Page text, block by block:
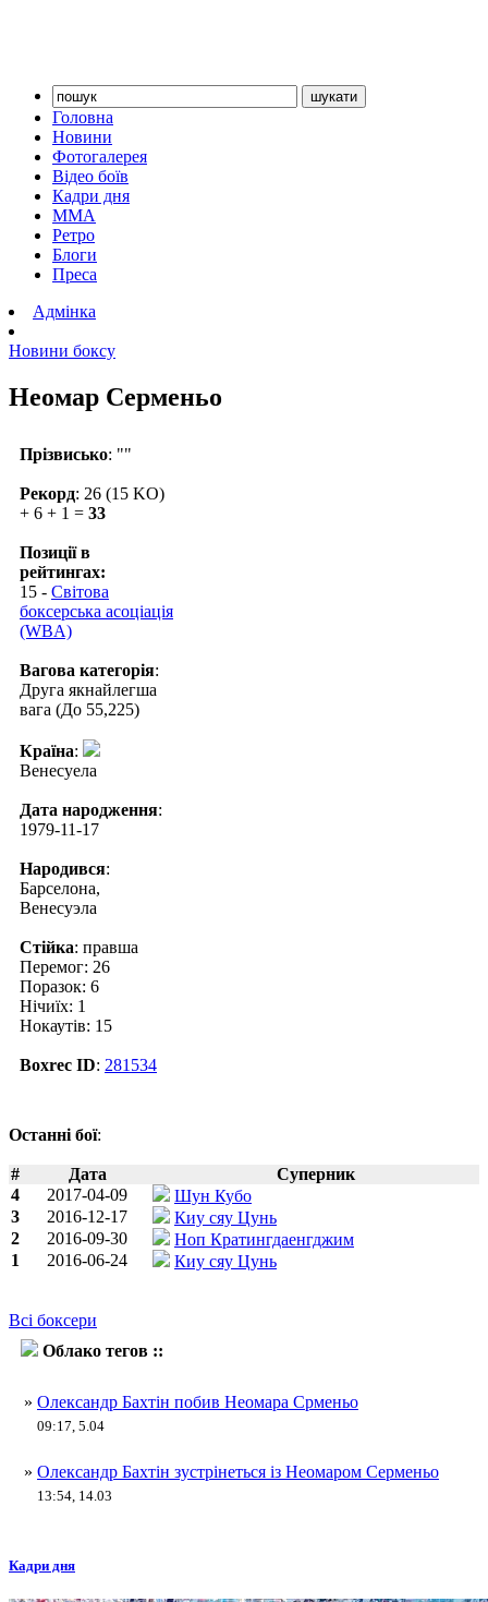
Головна
Новини
Фотогалерея
Відео боїв
Кадри дня
ММА
Ретро
Блоги
Преса
Адмінка
Новини боксу
Неомар Серменьо
Прізвисько: ""
Рекорд: 26 (15 KO)
+ 6 + 1 = 33
Позиції в
рейтингах:
15 - Світова
боксерська асоціація
(WBA)
Вагова категорія:
Друга якнайлегша
вага (До 55,225)
Країна:
Венесуела
Дата народження:
1979-11-17
Народився:
Барселона,
Венесуэла
Стійка: правша
Перемог: 26
Поразок: 6
Нічиїх: 1
Нокаутів: 15
Boxrec ID: 281534
Останні бої:
# Дата
Суперник
4
2017-04-09
Шун Кубо
3
2016-12-17
Киу сяу Цунь
2
2016-09-30
Ноп Кратингдаенгджим
1
2016-06-24 Киу сяу Цунь
Всі боксери
Облако тегов ::
» Олександр Бахтін побив Неомара Срменьо
09:17, 5.04
» Олександр Бахтін зустрінеться із Неомаром Серменьо
13:54, 14.03
Кадри дня